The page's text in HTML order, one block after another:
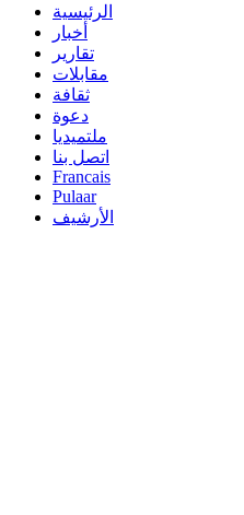
الرئيسية
أخبار
تقارير
مقابلات
ثقافة
دعوة
ملتميديا
اتصل بنا
Francais
Pulaar
الأرشيف